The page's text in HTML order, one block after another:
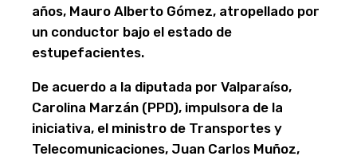
años, Mauro Alberto Gómez, atropellado por
un conductor bajo el estado de
estupefacientes.
De acuerdo a la diputada por Valparaíso,
Carolina Marzán (PPD), impulsora de la
iniciativa, el ministro de Transportes y
Telecomunicaciones, Juan Carlos Muñoz,